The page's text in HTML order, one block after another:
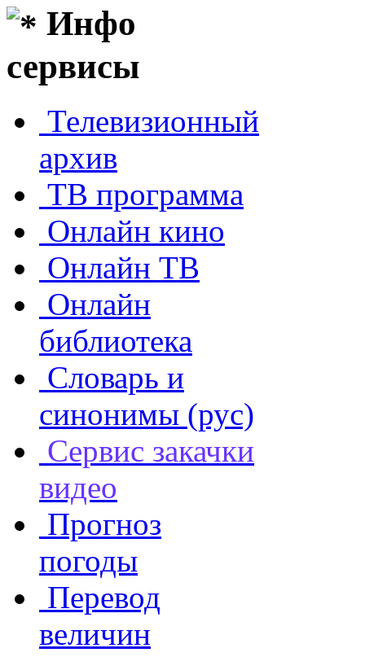
Инфо
сервисы
Телевизионный
архив
ТВ программа
Онлайн кино
Онлайн ТВ
Онлайн
библиотека
Словарь и
синонимы (рус)
Сервис закачки
видео
Прогноз
погоды
Перевод
величин